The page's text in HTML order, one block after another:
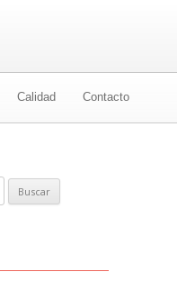
Contacto
Calidad